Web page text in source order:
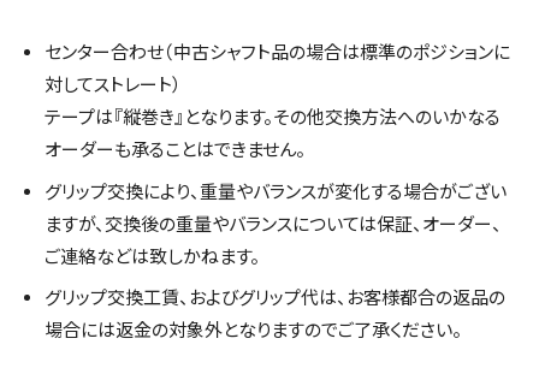
センター合わせ（中古シャフト品の場合は標準のポジションに
対してストレート）
テープは『縦巻き』となります。その他交換方法へのいかなる
オーダーも承ることはできません。
グリップ交換により、重量やバランスが変化する場合がござい
ますが、交換後の重量やバランスについては保証、オーダー、
ご連絡などは致しかねます。
グリップ交換工賃、およびグリップ代は、お客様都合の返品の
場合には返金の対象外となりますのでご了承ください。